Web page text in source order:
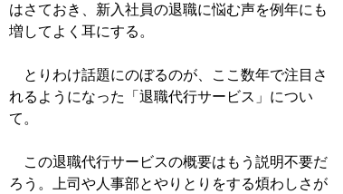
はさておき、新入社員の退職に悩む声を例年にも
増してよく耳にする。
とりわけ話題にのぼるのが、ここ数年で注目さ
れるようになった「退職代行サービス」につい
て。
この退職代行サービスの概要はもう説明不要だ
ろう。上司や人事部とやりとりをする煩わしさが